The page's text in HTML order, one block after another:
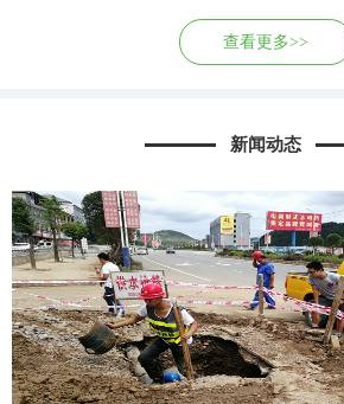
查看更多>>
新闻动态